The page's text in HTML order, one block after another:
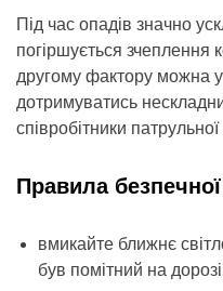
Під час опадів значно
погіршується зчеплення
другому фактору можна
дотримуватись
співробітники
Правила
вмикайте ближнє
був помітний на